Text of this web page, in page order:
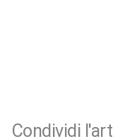
Condividi